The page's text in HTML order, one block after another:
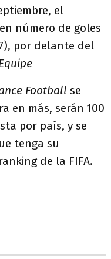
el
número de goles
por delante del
Football se
en más, serán 100
por país, y se
tenga su
de la FIFA.